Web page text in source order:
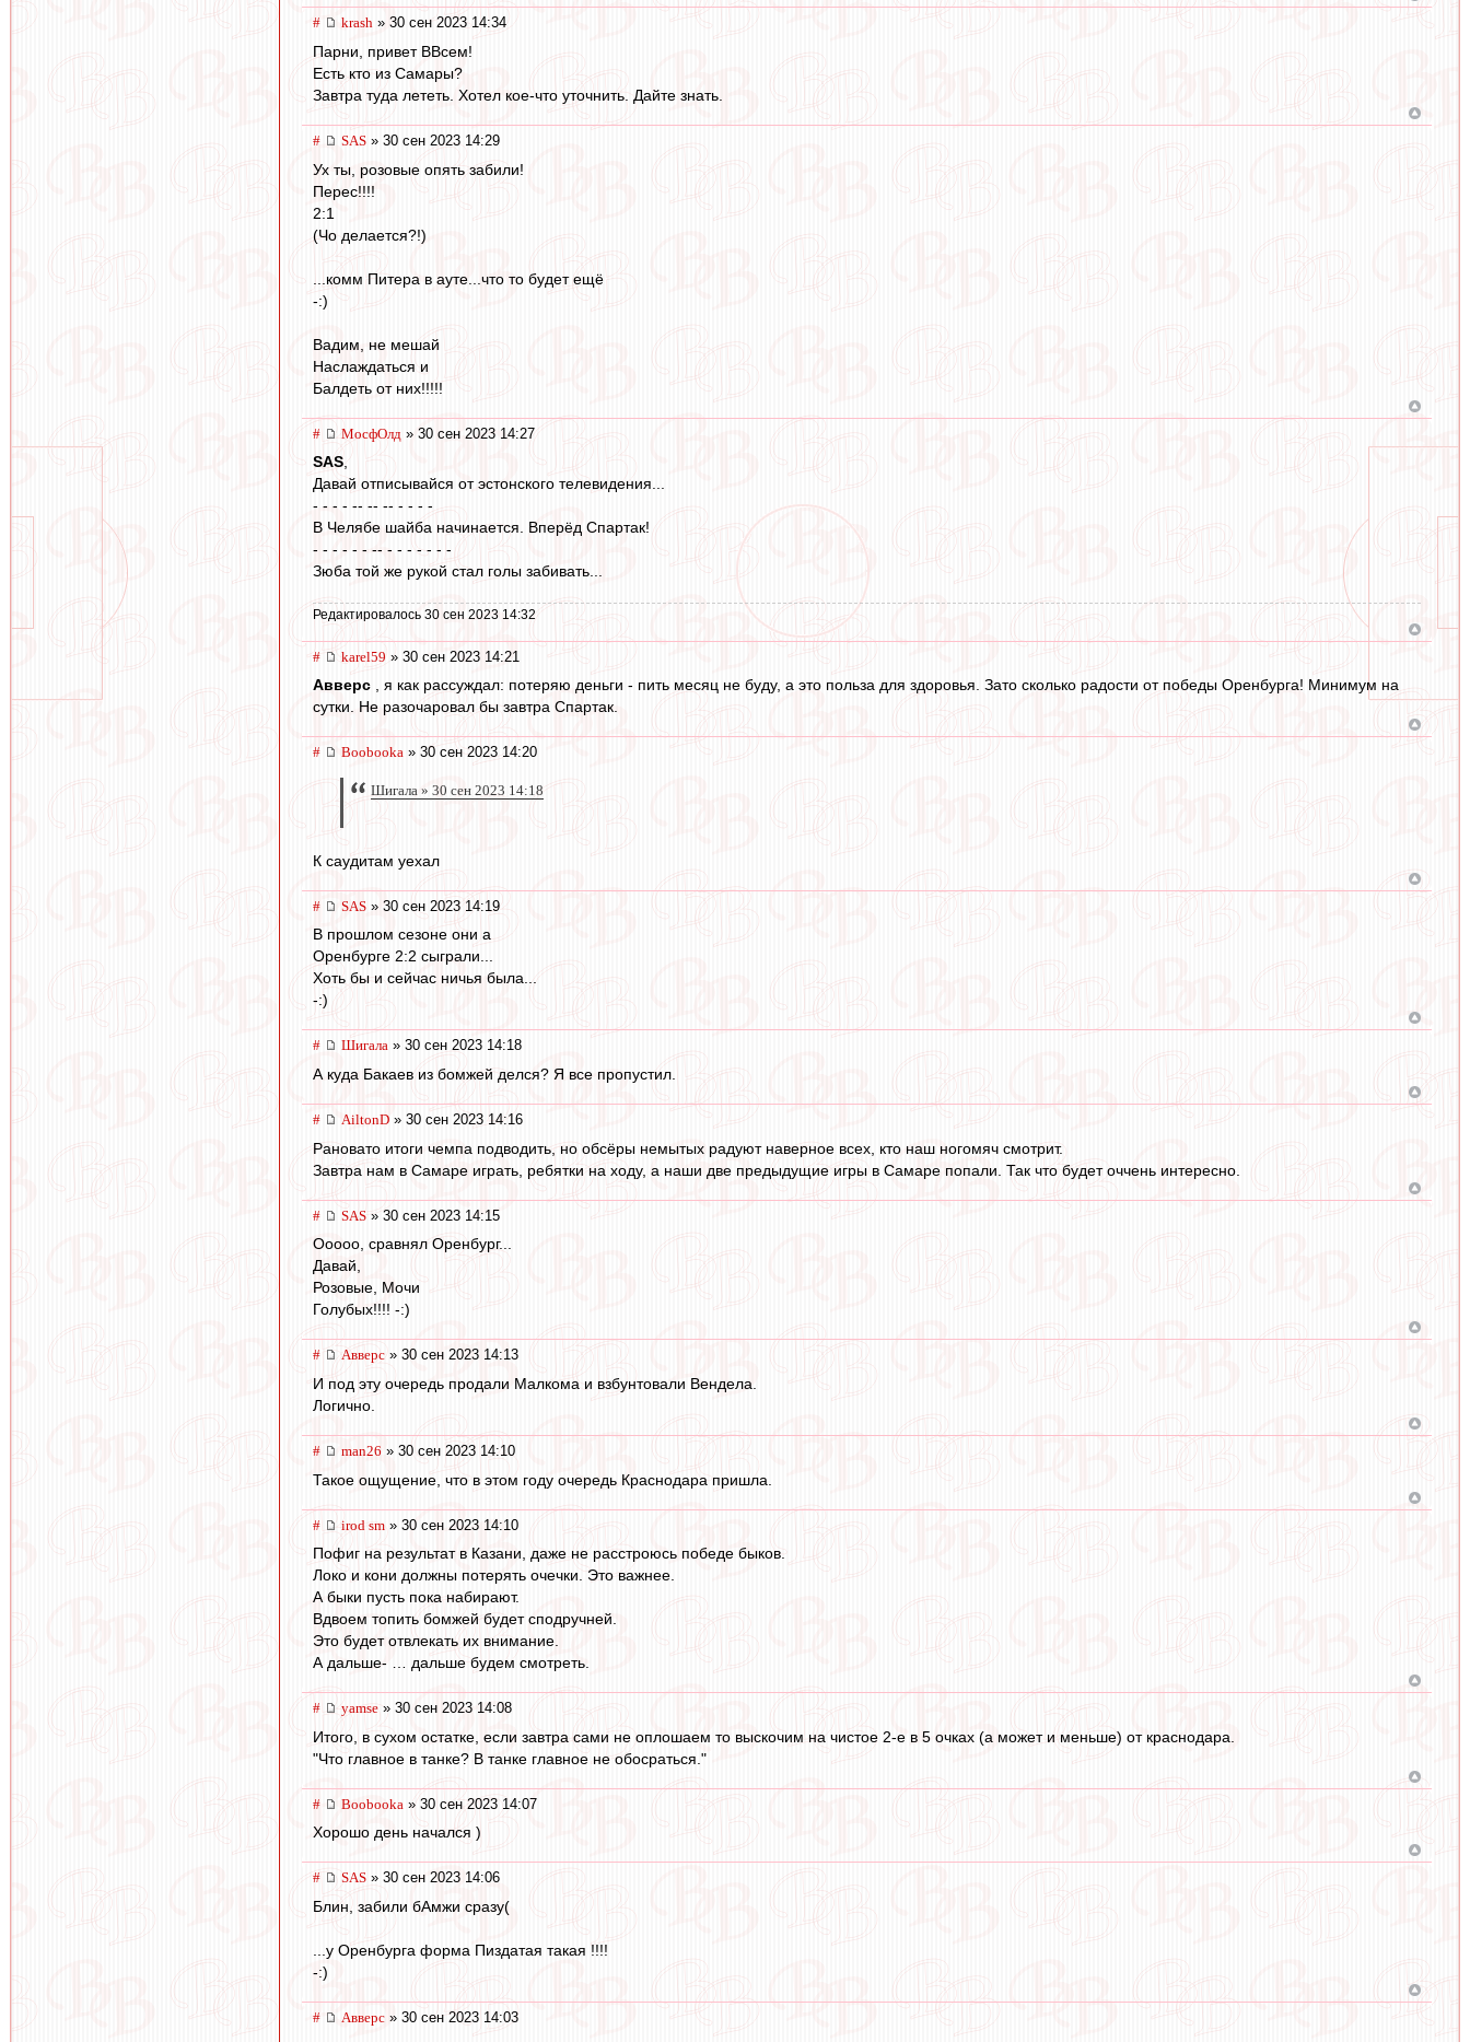
# krash » 30 сен 2023 14:34
Парни, привет ВВсем!
Есть кто из Самары?
Завтра туда лететь. Хотел кое-что уточнить. Дайте знать.
# SAS » 30 сен 2023 14:29
Ух ты, розовые опять забили!
Перес!!!!
2:1
(Чо делается?!)
...комм Питера в ауте...что то будет ещё
-:)
Вадим, не мешай
Наслаждаться и
Балдеть от них!!!!!
# МосфОлд » 30 сен 2023 14:27
SAS,
Давай отписывайся от эстонского телевидения...
- - - - -- -- -- - - - -
В Челябе шайба начинается. Вперёд Спартак!
- - - - - - -- - - - - - - -
Зюба той же рукой стал голы забивать...
Редактировалось 30 сен 2023 14:32
# karel59 » 30 сен 2023 14:21
Авверс , я как рассуждал: потеряю деньги - пить месяц не буду, а это польза для здоровья. Зато сколько радости от победы Оренбурга! Минимум на
сутки. Не разочаровал бы завтра Спартак.
# Boobooka » 30 сен 2023 14:20
Шигала » 30 сен 2023 14:18
К саудитам уехал
# SAS » 30 сен 2023 14:19
В прошлом сезоне они а
Оренбурге 2:2 сыграли...
Хоть бы и сейчас ничья была...
-:)
# Шигала » 30 сен 2023 14:18
А куда Бакаев из бомжей делся? Я все пропустил.
# AiltonD » 30 сен 2023 14:16
Рановато итоги чемпа подводить, но обсёры немытых радуют наверное всех, кто наш ногомяч смотрит.
Завтра нам в Самаре играть, ребятки на ходу, а наши две предыдущие игры в Самаре попали. Так что будет оччень интересно.
# SAS » 30 сен 2023 14:15
Ооооо, сравнял Оренбург...
Давай,
Розовые, Мочи
Голубых!!!! -:)
# Авверс » 30 сен 2023 14:13
И под эту очередь продали Малкома и взбунтовали Вендела.
Логично.
# man26 » 30 сен 2023 14:10
Такое ощущение, что в этом году очередь Краснодара пришла.
# irod sm » 30 сен 2023 14:10
Пофиг на результат в Казани, даже не расстроюсь победе быков.
Локо и кони должны потерять очечки. Это важнее.
А быки пусть пока набирают.
Вдвоем топить бомжей будет сподручней.
Это будет отвлекать их внимание.
А дальше- … дальше будем смотреть.
# yamse » 30 сен 2023 14:08
Итого, в сухом остатке, если завтра сами не оплошаем то выскочим на чистое 2-е в 5 очках (а может и меньше) от краснодара.
"Что главное в танке? В танке главное не обосраться."
# Boobooka » 30 сен 2023 14:07
Хорошо день начался )
# SAS » 30 сен 2023 14:06
Блин, забили бАмжи сразу(
...у Оренбурга форма Пиздатая такая !!!!
-:)
# Авверс » 30 сен 2023 14:03